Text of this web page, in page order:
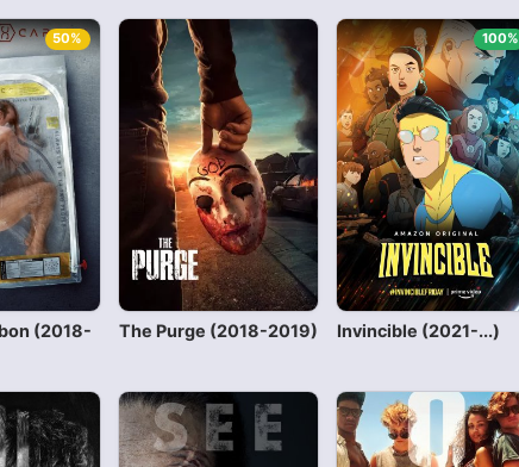
(2018-
50%
The Purge (2018-2019) Invincible (2021-...)
100%